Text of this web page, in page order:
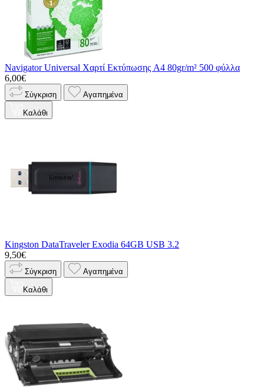
Navigator Universal Χαρτί Εκτύπωσης A4 80gr/m² 500 φύλλα
6,00€
Σύγκριση Αγαπημένα
Καλάθι
Kingston DataTraveler Exodia 64GB USB 3.2
9,50€
Σύγκριση Αγαπημένα
Καλάθι